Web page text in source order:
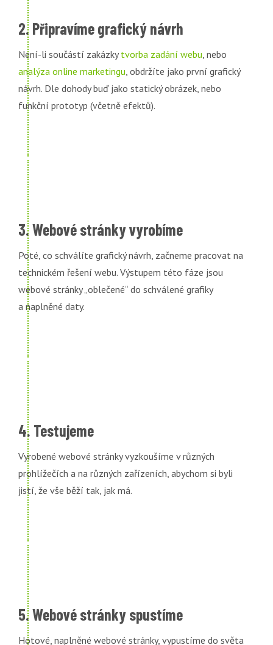
2. Připravíme grafický návrh
Není-li součástí zakázkytvorba zadání webu, nebo
analýza online marketingu, obdržíte jako první grafický
návrh. Dle dohody buď jako statický obrázek, nebo
funkční prototyp (včetně efektů).
3. Webové stránky vyrobíme
Poté, co schválíte grafický návrh, začneme pracovat na
technickém řešení webu. Výstupem této fáze jsou
webové stránky „oblečené“ do schválené grafiky
a naplněné daty.
4. Testujeme
Vyrobené webové stránky vyzkoušíme v různých
prohlížečích a na různých zařízeních, abychom si byli
jistí, že vše běží tak, jak má.
5. Webové stránky spustíme
Hotové, naplněné webové stránky, vypustíme do světa